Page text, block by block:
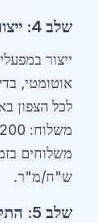
שלב 4: ייצור ומשלוח
ייצור
לכל הצפון
ש"ח/מ"ר.
שלב 5: התקנה, תשלום סופי ובקרה